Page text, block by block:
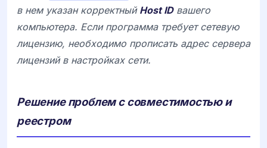
в нем указан корректный Host IDвашего
компьютера. Если программа требует сетевую
лицензию, необходимо прописать адрес сервера
лицензий в настройках сети.
Решение проблем с совместимостью и
реестром